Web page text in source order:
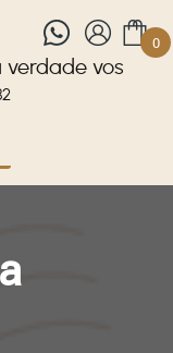
verdade vos
0